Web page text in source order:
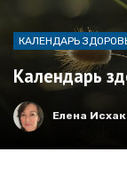
КАЛЕНДАРЬ
Календарь
Елена